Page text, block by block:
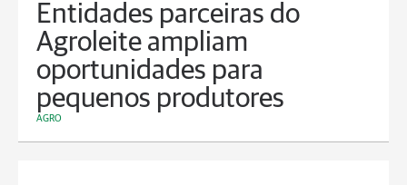
Entidades parceiras do
Agroleite ampliam
oportunidades para
pequenos produtores
AGRO